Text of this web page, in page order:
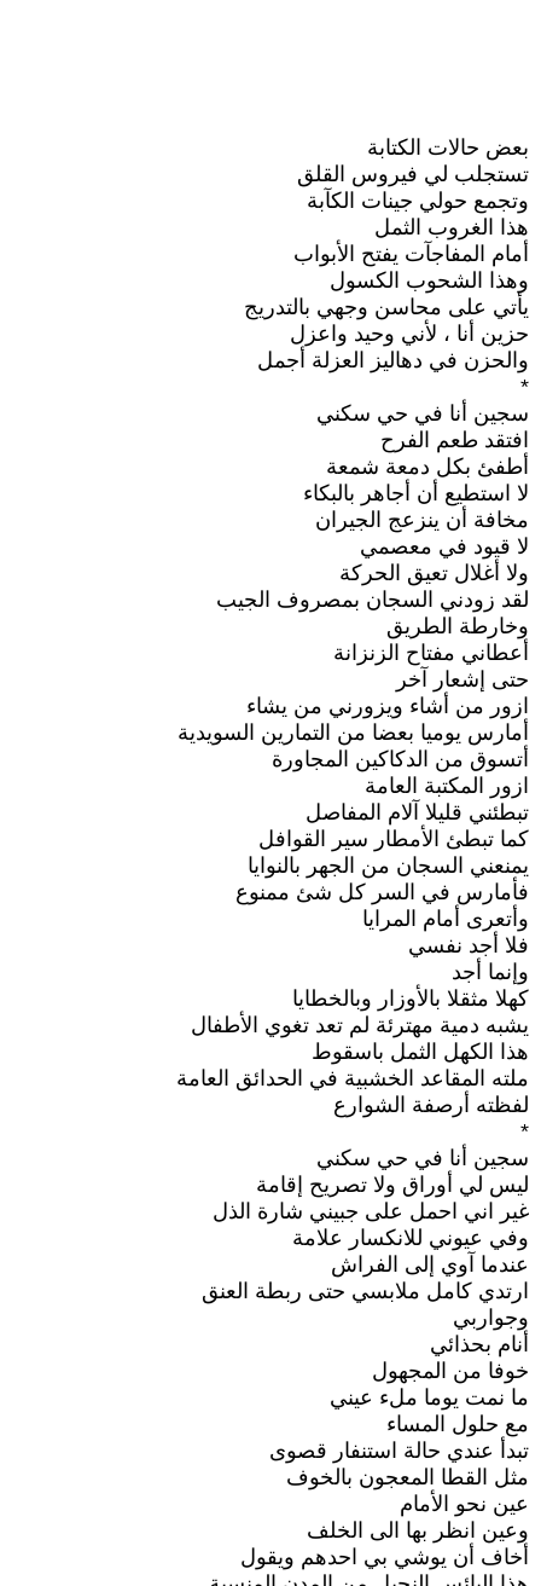
بعض حالات الكتابة
تستجلب لي فيروس القلق
وتجمع حولي جينات الكآبة
هذا الغروب الثمل
أمام المفاجآت يفتح الأبواب
وهذا الشحوب الكسول
يأتي على محاسن وجهي بالتدريج
حزين أنا ، لأني وحيد واعزل
والحزن في دهاليز العزلة أجمل
*
سجين أنا في حي سكني
افتقد طعم الفرح
أطفئ بكل دمعة شمعة
لا استطيع أن أجاهر بالبكاء
مخافة أن ينزعج الجيران
لا قيود في معصمي
ولا أغلال تعيق الحركة
لقد زودني السجان بمصروف الجيب
وخارطة الطريق
أعطاني مفتاح الزنزانة
حتى إشعار آخر
ازور من أشاء ويزورني من يشاء
أمارس يوميا بعضا من التمارين السويدية
أتسوق من الدكاكين المجاورة
ازور المكتبة العامة
تبطئني قليلا آلام المفاصل
كما تبطئ الأمطار سير القوافل
يمنعني السجان من الجهر بالنوايا
فأمارس في السر كل شئ ممنوع
وأتعرى أمام المرايا
فلا أجد نفسي
وإنما أجد
كهلا مثقلا بالأوزار وبالخطايا
يشبه دمية مهترئة لم تعد تغوي الأطفال
هذا الكهل الثمل باسقوط
ملته المقاعد الخشبية في الحدائق العامة
لفظته أرصفة الشوارع
*
سجين أنا في حي سكني
ليس لي أوراق ولا تصريح إقامة
غير اني احمل على جبيني شارة الذل
وفي عيوني للانكسار علامة
عندما آوي إلى الفراش
ارتدي كامل ملابسي حتى ربطة العنق
وجواربي
أنام بحذائي
خوفا من المجهول
ما نمت يوما ملء عيني
مع حلول المساء
تبدأ عندي حالة استنفار قصوى
مثل القطا المعجون بالخوف
عين نحو الأمام
وعين انظر بها الى الخلف
أخاف أن يوشي بي احدهم ويقول